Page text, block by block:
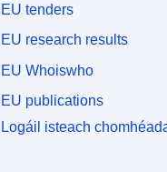
EU tenders
EU research results
EU Whoiswho
EU publications
Logáil isteach